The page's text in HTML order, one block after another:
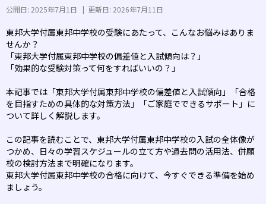
公開日: 2025年7月1日 | 更新日: 2026年7月11日
東邦大学付属東邦中学校の受験にあたって、こんなお悩みはありま
せんか？
「東邦大学付属東邦中学校の偏差値と入試傾向は？」
「効果的な受験対策って何をすればいいの？」
本記事では「東邦大学付属東邦中学校の偏差値と入試傾向」「合格
を目指すための具体的な対策方法」「ご家庭でできるサポート」に
ついて詳しく解説します。
この記事を読むことで、東邦大学付属東邦中学校の入試の全体像が
つかめ、日々の学習スケジュールの立て方や過去問の活用法、併願
校の検討方法まで明確になります。
東邦大学付属東邦中学校の合格に向けて、今すぐできる準備を始め
ましょう。